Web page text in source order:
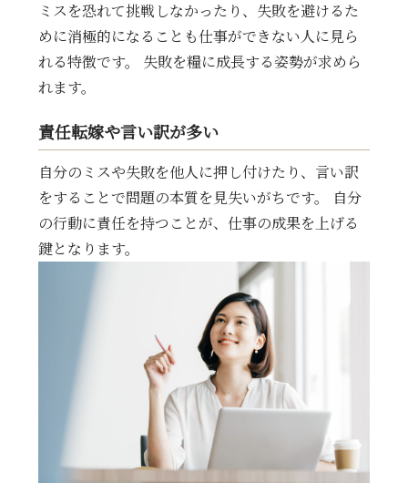
ミスを恐れて挑戦しなかったり、失敗を避けるた
めに消極的になることも仕事ができない人に見ら
れる特徴です。 失敗を糧に成長する姿勢が求めら
れます。
責任転嫁や言い訳が多い
自分のミスや失敗を他人に押し付けたり、言い訳
をすることで問題の本質を見失いがちです。 自分
の行動に責任を持つことが、仕事の成果を上げる
鍵となります。